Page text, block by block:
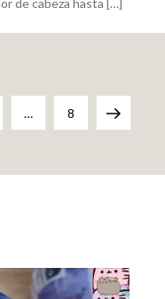
de cabeza hasta […]
… Page
8 Next